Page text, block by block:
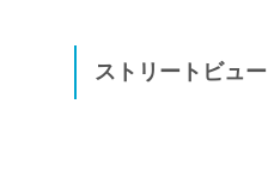
ストリートビュー